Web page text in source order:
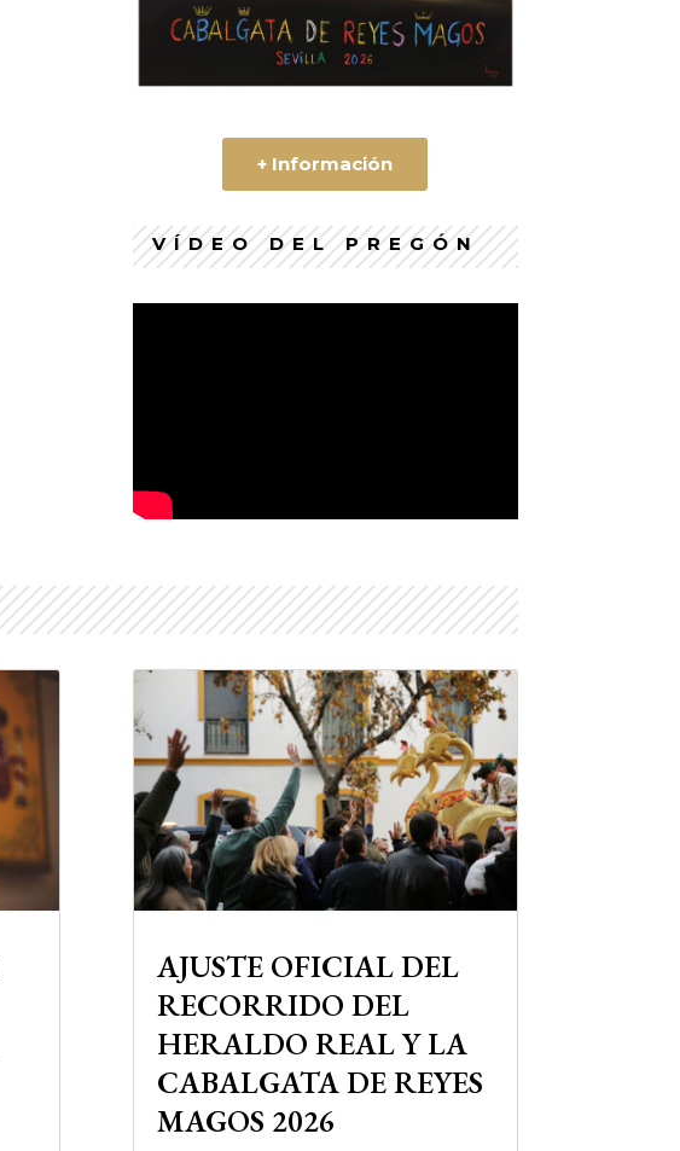
+ Información
VÍDEO DEL PREGÓN
AJUSTE OFICIAL DEL
RECORRIDO DEL
HERALDO REAL Y LA
CABALGATA DE REYES
MAGOS 2026